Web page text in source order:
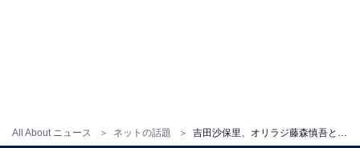
All About ニュース ネットの話題 吉田沙保里、オリラジ藤森慎吾とハワイランチに「これは婚前旅行ですね」「結婚も秒読みかな!?」の声